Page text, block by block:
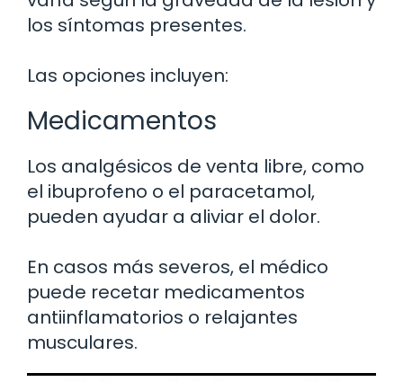
los síntomas presentes.
Las opciones incluyen:
Medicamentos
Los analgésicos de venta libre, como
el ibuprofeno o el paracetamol,
pueden ayudar a aliviar el dolor.
En casos más severos, el médico
puede recetar medicamentos
antiinflamatorios o relajantes
musculares.